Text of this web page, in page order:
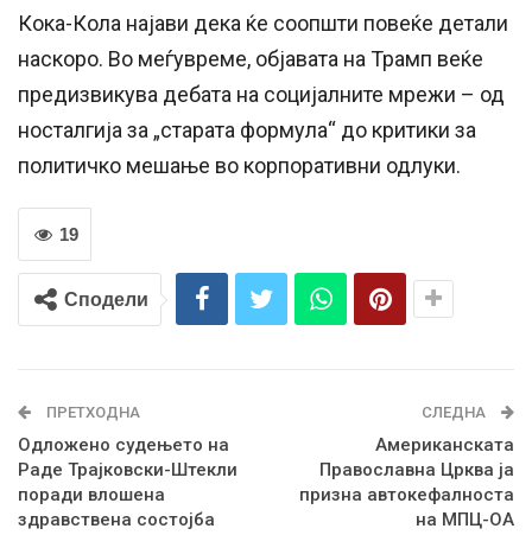
Кока-Кола најави дека ќе соопшти повеќе детали
наскоро. Во меѓувреме, објавата на Трамп веќе
предизвикува дебата на социјалните мрежи – од
носталгија за „старата формула“ до критики за
политичко мешање во корпоративни одлуки.
19
Сподели
ПРЕТХОДНА
Одложено судењето на
Раде Трајковски-Штекли
поради влошена
здравствена состојба
СЛЕДНА
Американската
Православна Црква ја
призна автокефалноста
на МПЦ-ОА